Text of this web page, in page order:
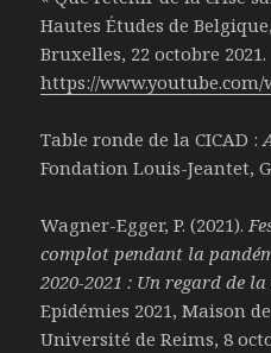
Hautes Études de
Bruxelles, 22 octobre 2021.
https://www.youtube.com/
Table ronde de la CICAD :
Fondation Louis-Jeantet,
Wagner-Egger, P. (2021).
complot pendant la
2020-2021 : Un regard de
Epidémies 2021, Maison
Université de Reims, 8